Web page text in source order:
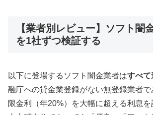
【業者別レビュー】ソフト闇
を1社ずつ検証する
以下に登場するソフト闇金業者はすべて
融庁への貸金業登録がない無登録業者
限金利（年20%）を大幅に超える利息を